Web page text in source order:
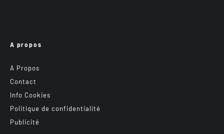
A propos
A Propos
Contact
Info Cookies
Politique de confidentialité
Publicité